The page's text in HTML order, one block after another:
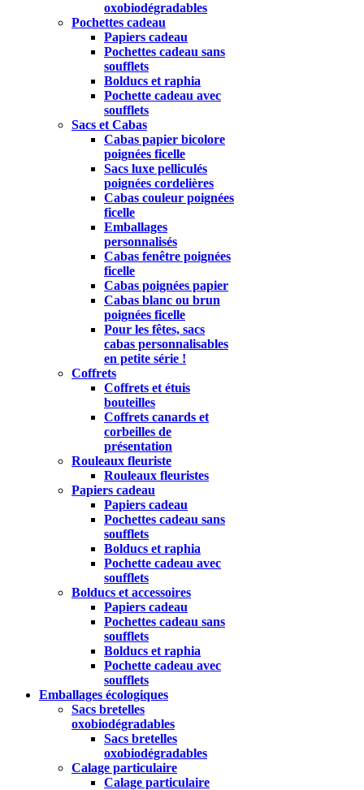
oxobiodégradables
Pochettes cadeau
Papiers cadeau
Pochettes cadeau sans
soufflets
Bolducs et raphia
Pochette cadeau avec
soufflets
Sacs et Cabas
Cabas papier bicolore
poignées ficelle
Sacs luxe pelliculés
poignées cordelières
Cabas couleur poignées
ficelle
Emballages
personnalisés
Cabas fenêtre poignées
ficelle
Cabas poignées papier
Cabas blanc ou brun
poignées ficelle
Pour les fêtes, sacs
cabas personnalisables
en petite série !
Coffrets
Coffrets et étuis
bouteilles
Coffrets canards et
corbeilles de
présentation
Rouleaux fleuriste
Rouleaux fleuristes
Papiers cadeau
Papiers cadeau
Pochettes cadeau sans
soufflets
Bolducs et raphia
Pochette cadeau avec
soufflets
Bolducs et accessoires
Papiers cadeau
Pochettes cadeau sans
soufflets
Bolducs et raphia
Pochette cadeau avec
soufflets
Emballages écologiques
Sacs bretelles
oxobiodégradables
Sacs bretelles
oxobiodégradables
Calage particulaire
Calage particulaire